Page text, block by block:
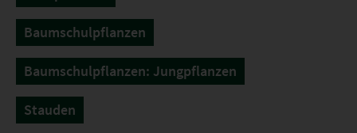
Baumschulpflanzen
Baumschulpflanzen: Jungpflanzen
Stauden